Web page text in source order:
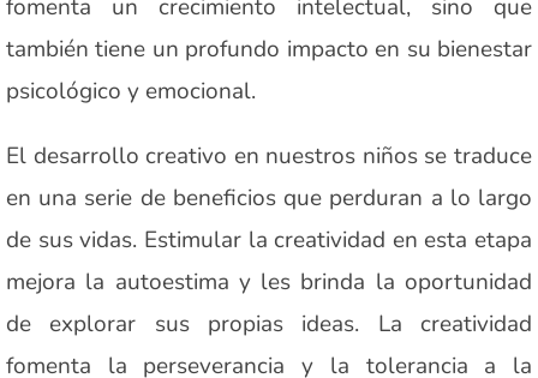
fomenta un crecimiento intelectual, sino que
también tiene un profundo impacto en su bienestar
psicológico y emocional.
El desarrollo creativo en nuestros niños se traduce
en una serie de beneficios que perduran a lo largo
de sus vidas. Estimular la creatividad en esta etapa
mejora la autoestima y les brinda la oportunidad
de explorar sus propias ideas. La creatividad
fomenta la perseverancia y la tolerancia a la